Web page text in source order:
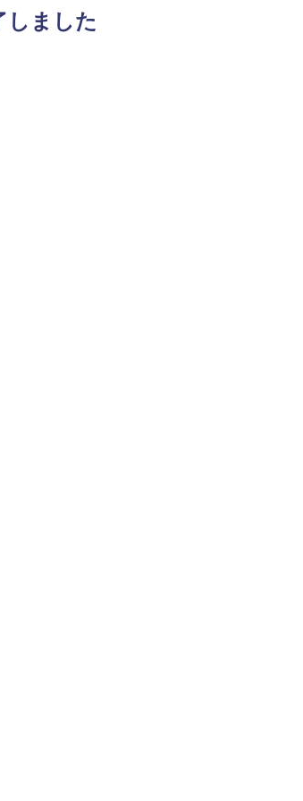
しました